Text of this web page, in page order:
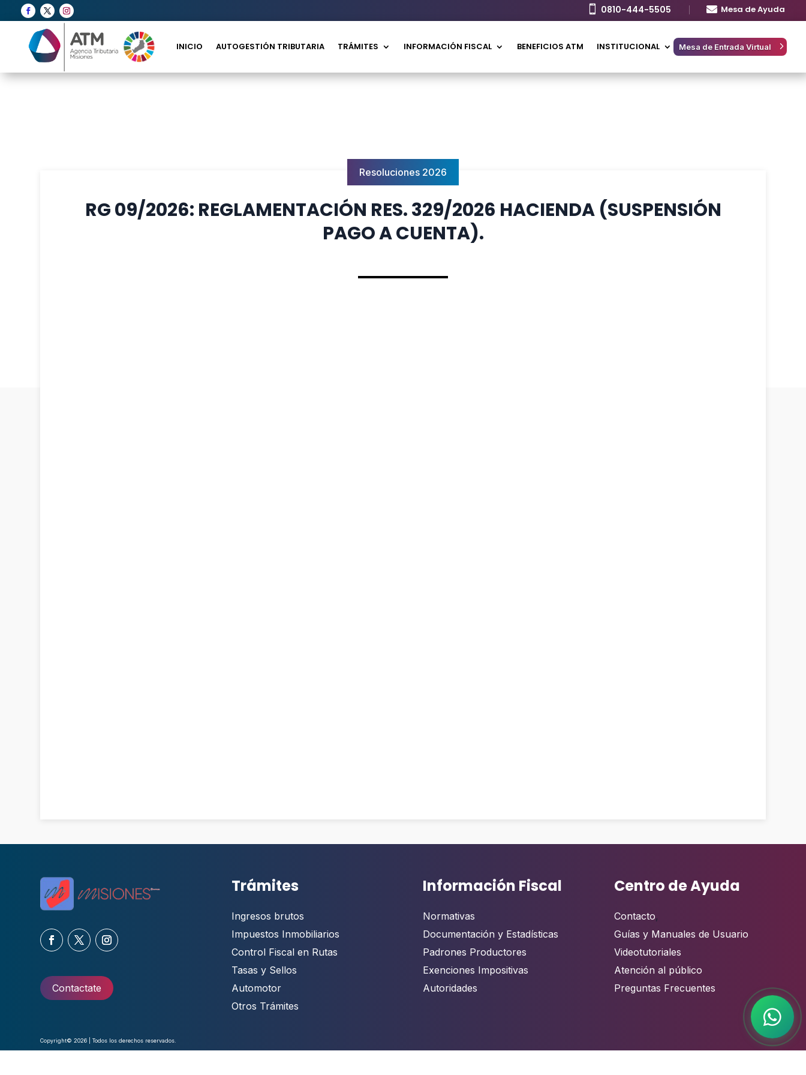
 0810-444-5505  Mesa de Ayuda
INICIO AUTOGESTIÓN TRIBUTARIA TRÁMITES INFORMACIÓN FISCAL BENEFICIOS ATM INSTITUCIONAL Mesa de Entrada Virtual
Resoluciones 2026
RG 09/2026: REGLAMENTACIÓN RES. 329/2026 HACIENDA (SUSPENSIÓN
PAGO A CUENTA).
Contactate
Copyright© 2026 | Todos los derechos reservados.
Trámites
Ingresos brutos
Impuestos Inmobiliarios
Control Fiscal en Rutas
Tasas y Sellos
Automotor
Otros Trámites
Información Fiscal
Normativas
Documentación y Estadísticas
Padrones Productores
Exenciones Impositivas
Autoridades
Centro de Ayuda
Contacto,
Guías y Manuales de Usuario
Videotutoriales
Atención al público
Preguntas Frecuentes